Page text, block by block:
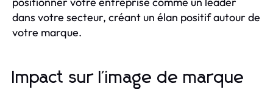
dans votre secteur, créant un élan positif autour de
votre marque.
Impact sur l'image de marque